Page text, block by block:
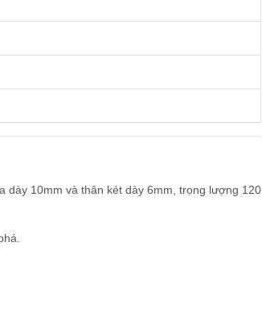
dày 10mm và thân két dày 6mm, trọng lượng 120